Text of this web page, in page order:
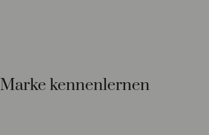
Marke kennenlernen